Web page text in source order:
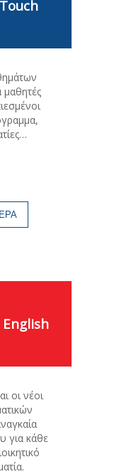
μαθητές
οι νέοι
για κάθε